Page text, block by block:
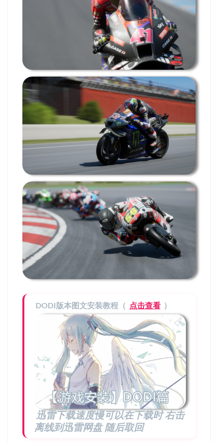
DODI版本图文安装教程（ 点击查看 ）
迅雷下载速度慢可以在下载时 右击
离线到迅雷网盘 随后取回